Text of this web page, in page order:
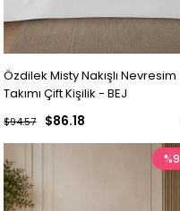
Özdilek Misty Nakışlı Nevresim
Takımı Çift Kişilik - BEJ
$86.18
$94.57
%9